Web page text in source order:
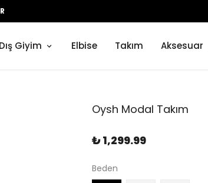
Dış Giyim Elbise Takım Aksesuar
Oysh Modal Takım
₺ 1,299.99
Beden